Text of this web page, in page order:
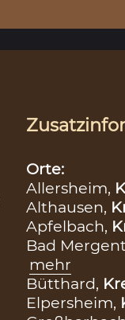
Orte:
Allersheim,
Althausen,
Apfelbach,
Bad
mehr
Bütthard,
Elpersheim,